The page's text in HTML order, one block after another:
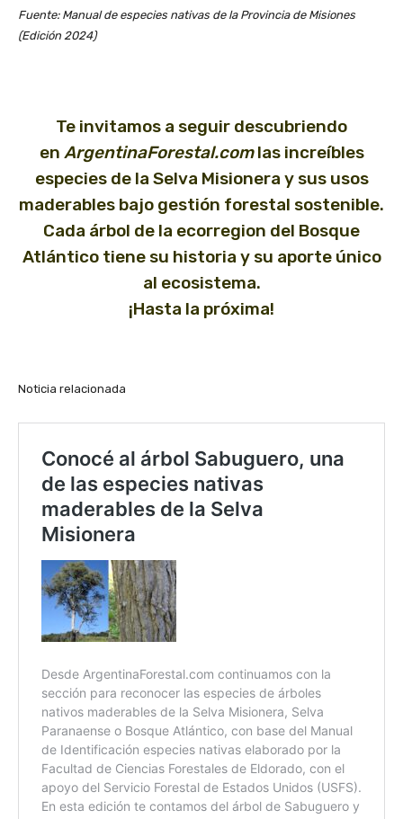
Fuente: Manual de especies nativas de la Provincia de Misiones
(Edición 2024)
Te invitamos a seguir descubriendo
en ArgentinaForestal.comlas increíbles
especies de la Selva Misionera y sus usos
maderables bajo gestión forestal sostenible.
Cada árbol de la ecorregion del Bosque
Atlántico tiene su historia y su aporte único
al ecosistema.
¡Hasta la próxima!
Noticia relacionada